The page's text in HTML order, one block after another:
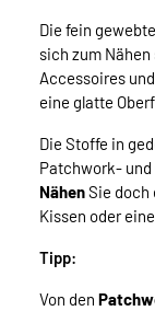
Die fein
sich zum
Accessoires
eine glatte
Die Stoffe in
Patchwork-
NähenSie doch
Kissen oder
Tipp:
Von den